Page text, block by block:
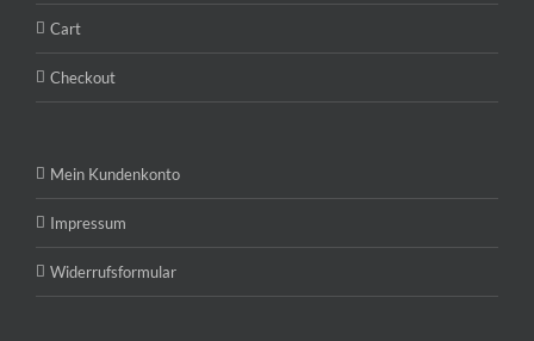
Cart
Checkout
Mein Kundenkonto
Impressum
Widerrufsformular